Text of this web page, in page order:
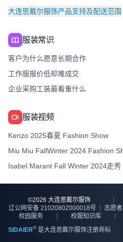
大连思戴尔服饰产品支持及配送范围
服装常识
客户为什么愿意长期合作
工作服报价低却难成交
企业采购工装最看重什么
服装视频
Kenzo 2025春夏 Fashion Show
Miu Miu FallWinter 2024 Fashion
Isabel Marant Fall Winter 2024走秀
©2026 大连思戴尔服饰
辽公网安备 21020802000018号
志愿
校园服务
校服知识库
SIDAIER®是大连思戴尔服饰注册商标